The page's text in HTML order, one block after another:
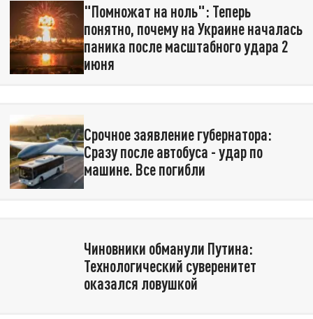
"Помножат на ноль": Теперь
понятно, почему на Украине началась
паника после масштабного удара 2
июня
Срочное заявление губернатора:
Сразу после автобуса - удар по
машине. Все погибли
Чиновники обманули Путина:
Технологический суверенитет
оказался ловушкой